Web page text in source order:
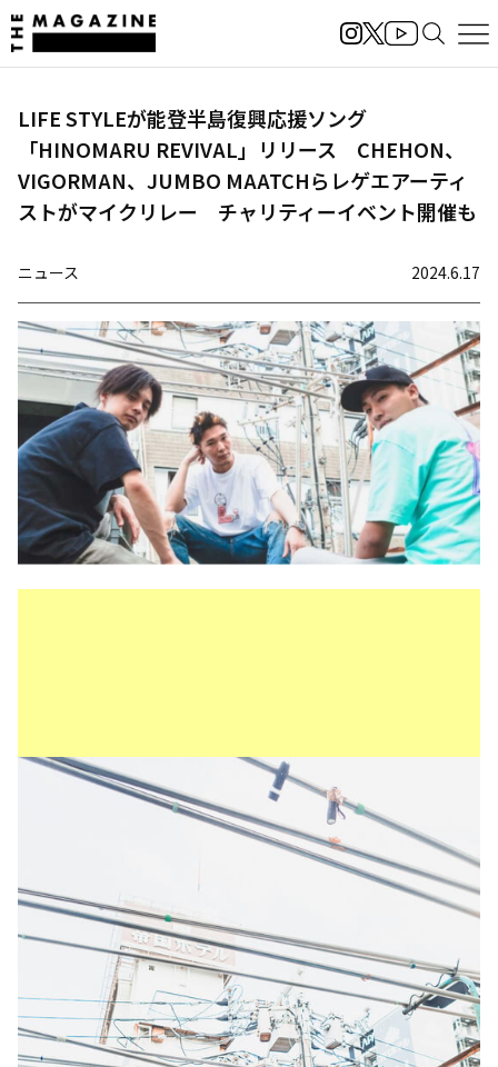
LIFE STYLEが能登半島復興応援ソング
「HINOMARU REVIVAL」リリース CHEHON、
VIGORMAN、JUMBO MAATCHらレゲエアーティ
ストがマイクリレー チャリティーイベント開催も
ニュース 2024.6.17